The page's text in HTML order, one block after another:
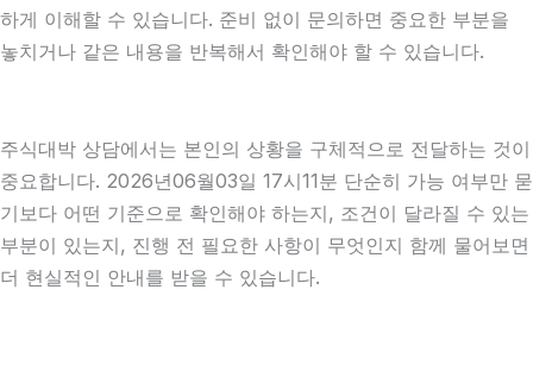
하게 이해할 수 있습니다. 준비 없이 문의하면 중요한 부분을
놓치거나 같은 내용을 반복해서 확인해야 할 수 있습니다.
주식대박 상담에서는 본인의 상황을 구체적으로 전달하는 것이
중요합니다. 2026년06월03일 17시11분 단순히 가능 여부만 묻
기보다 어떤 기준으로 확인해야 하는지, 조건이 달라질 수 있는
부분이 있는지, 진행 전 필요한 사항이 무엇인지 함께 물어보면
더 현실적인 안내를 받을 수 있습니다.